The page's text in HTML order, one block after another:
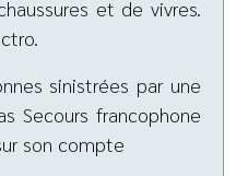
et de vivres.
sinistrées par une
Secours francophone
son compte